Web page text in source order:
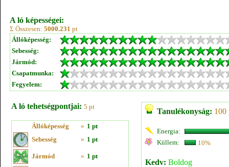
A ló képességei:
Σ Összesen: 5000.231 pt
Állóképesség:
Sebesség:
Jármód:
Csapatmunka:
Fegyelem:
A ló tehetségpontjai: 5 pt
Állóképesség » 1 pt
Sebesség
» 1 pt
Jármód » 1 pt
Tanulékonyság: 100
Energia:
Küllem:
10%
Kedv: Boldog